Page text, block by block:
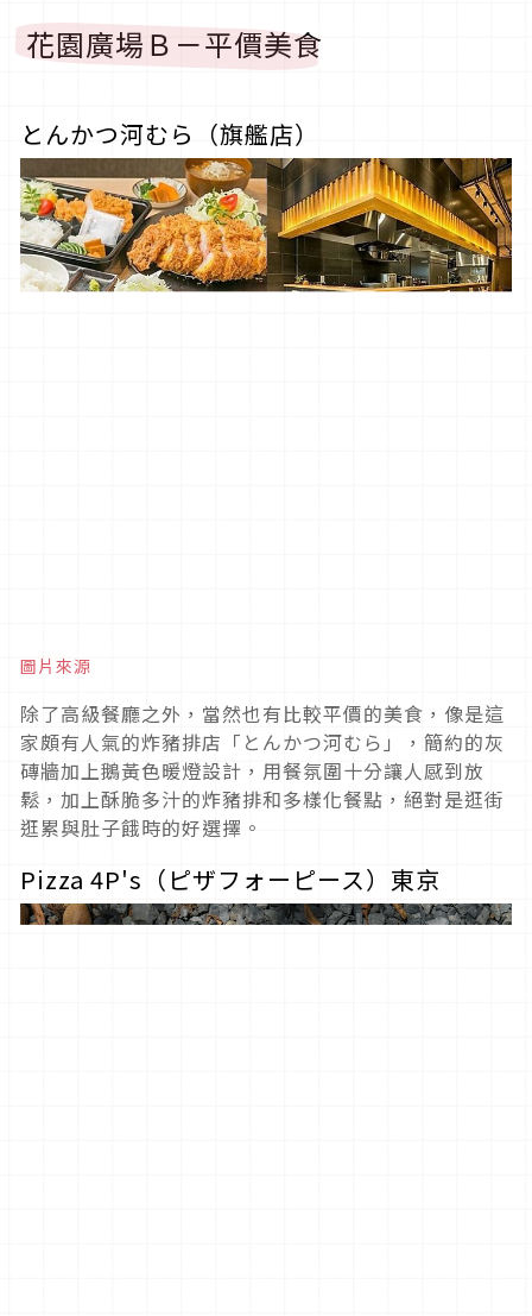
花園廣場Ｂ－平價美食
とんかつ河むら（旗艦店）
圖片來源
除了高級餐廳之外，當然也有比較平價的美食，像是這
家頗有人氣的炸豬排店「とんかつ河むら」，簡約的灰
磚牆加上鵝黃色暖燈設計，用餐氛圍十分讓人感到放
鬆，加上酥脆多汁的炸豬排和多樣化餐點，絕對是逛街
逛累與肚子餓時的好選擇。
Pizza 4P's（ピザフォーピース）東京